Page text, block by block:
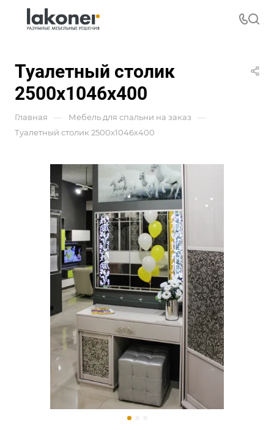
Туалетный столик
2500х1046х400
Главная — Мебель для спальни на заказ —
Туалетный столик 2500х1046х400